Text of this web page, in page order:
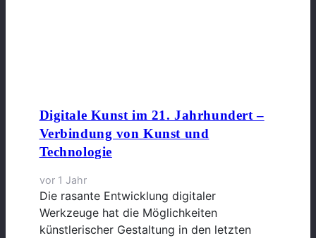
Digitale Kunst im 21. Jahrhundert –
Verbindung von Kunst und
Technologie
vor 1 Jahr
Die rasante Entwicklung digitaler
Werkzeuge hat die Möglichkeiten
künstlerischer Gestaltung in den letzten